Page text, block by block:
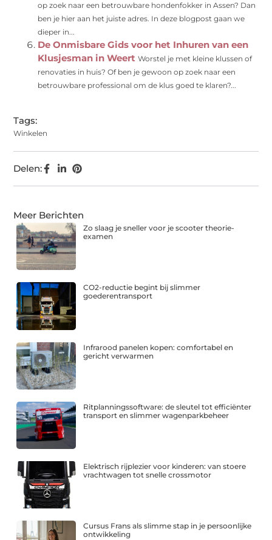
op zoek naar een betrouwbare hondenfokker in Assen? Dan
ben je hier aan het juiste adres. In deze blogpost gaan we
dieper in...
De Onmisbare Gids voor het Inhuren van een
Klusjesman in Weert Worstel je met kleine klussen of
renovaties in huis? Of ben je gewoon op zoek naar een
betrouwbare professional om de klus goed te klaren?...
Tags:
Winkelen
Delen:
Meer Berichten
Zo slaag je sneller voor je scooter theorie-
examen
CO2-reductie begint bij slimmer
goederentransport
Infrarood panelen kopen: comfortabel en
gericht verwarmen
Ritplanningssoftware: de sleutel tot efficiënter
transport en slimmer wagenparkbeheer
Elektrisch rijplezier voor kinderen: van stoere
vrachtwagen tot snelle crossmotor
Cursus Frans als slimme stap in je persoonlijke
ontwikkeling